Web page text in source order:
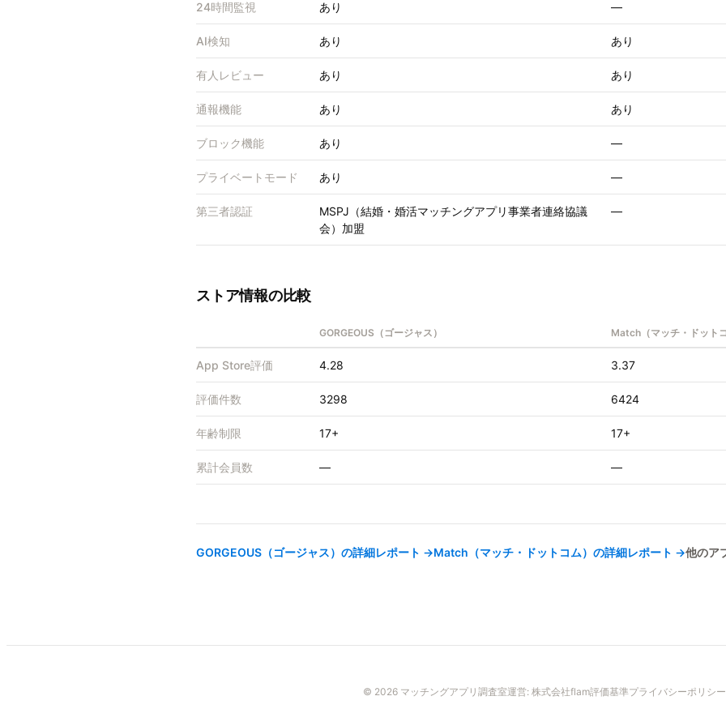
24時間監視 あり —
AI検知 あり あり
有人レビュー あり あり
通報機能 あり あり
ブロック機能 あり —
プライベートモード あり —
第三者認証
MSPJ（結婚・婚活マッチングアプリ事業者連絡協議
会）加盟
—
ストア情報の比較
GORGEOUS（ゴージャス） Match（マッチ・ドット
App Store評価 4.28 3.37
評価件数 3298 6424
年齢制限 17+ 17+
累計会員数 — —
GORGEOUS（ゴージャス） の詳細レポート →Match（マッチ・ドットコム） の詳細レポート →他のア
© 2026 マッチングアプリ調査室運営: 株式会社flam評価基準プライバシーポリシー